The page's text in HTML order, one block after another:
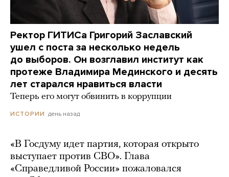
Ректор ГИТИСа Григорий Заславский
ушел с поста за несколько недель
до выборов. Он возглавил институт как
протеже Владимира Мединского и десять
лет старался нравиться власти
Теперь его могут обвинить в коррупции
ИСТОРИИ день назад
«В Госдуму идет партия, которая открыто
выступает против СВО». Глава
«Справедливой России» пожаловался